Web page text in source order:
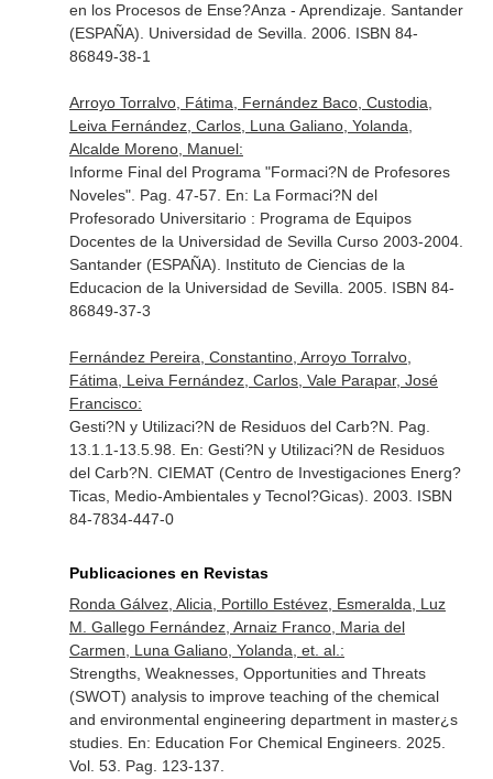
en los Procesos de Ense?Anza - Aprendizaje. Santander
(ESPAÑA). Universidad de Sevilla. 2006. ISBN 84-
86849-38-1
Arroyo Torralvo, Fátima, Fernández Baco, Custodia,
Leiva Fernández, Carlos, Luna Galiano, Yolanda,
Alcalde Moreno, Manuel:
Informe Final del Programa "Formaci?N de Profesores
Noveles". Pag. 47-57. En: La Formaci?N del
Profesorado Universitario : Programa de Equipos
Docentes de la Universidad de Sevilla Curso 2003-2004.
Santander (ESPAÑA). Instituto de Ciencias de la
Educacion de la Universidad de Sevilla. 2005. ISBN 84-
86849-37-3
Fernández Pereira, Constantino, Arroyo Torralvo,
Fátima, Leiva Fernández, Carlos, Vale Parapar, José
Francisco:
Gesti?N y Utilizaci?N de Residuos del Carb?N. Pag.
13.1.1-13.5.98. En: Gesti?N y Utilizaci?N de Residuos
del Carb?N . CIEMAT (Centro de Investigaciones Energ?
Ticas, Medio-Ambientales y Tecnol?Gicas). 2003. ISBN
84-7834-447-0
Publicaciones en Revistas
Ronda Gálvez, Alicia, Portillo Estévez, Esmeralda, Luz
M. Gallego Fernández, Arnaiz Franco, Maria del
Carmen, Luna Galiano, Yolanda, et. al.:
Strengths, Weaknesses, Opportunities and Threats
(SWOT) analysis to improve teaching of the chemical
and environmental engineering department in master¿s
studies. En: Education For Chemical Engineers. 2025.
Vol. 53. Pag. 123-137.